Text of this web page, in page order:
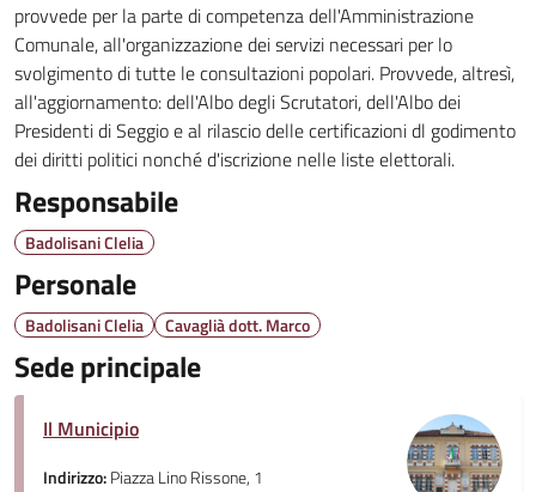
provvede per la parte di competenza dell'Amministrazione
Comunale, all'organizzazione dei servizi necessari per lo
svolgimento di tutte le consultazioni popolari. Provvede, altresì,
all'aggiornamento: dell'Albo degli Scrutatori, dell'Albo dei
Presidenti di Seggio e al rilascio delle certificazioni dl godimento
dei diritti politici nonché d'iscrizione nelle liste elettorali.
Responsabile
Badolisani Clelia
Personale
Badolisani Clelia Cavaglià dott. Marco
Sede principale
Il Municipio
Indirizzo:Piazza Lino Rissone, 1